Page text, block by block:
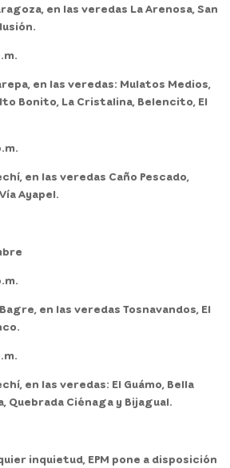
en las veredas La Arenosa, San
en las veredas: Mulatos Medios,
Bonito, La Cristalina, Belencito, El
en las veredas Caño Pescado,
Ayapel.
en las veredas Tosnavandos, El
en las veredas: El Guámo, Bella
Quebrada Ciénaga y Bijagual.
inquietud, EPM pone a disposición